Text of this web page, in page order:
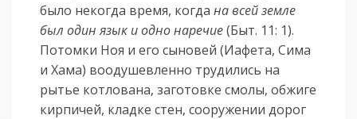
было некогда время, когдана всей земле
был один язык и одно наречие(Быт. 11: 1).
Потомки Ноя и его сыновей (Иафета, Сима
и Хама) воодушевленно трудились на
рытье котлована, заготовке смолы, обжиге
кирпичей, кладке стен, сооружении дорог